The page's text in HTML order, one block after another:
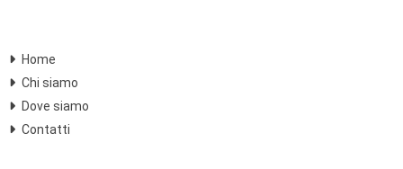
Home
Chi siamo
Dove siamo
Contatti